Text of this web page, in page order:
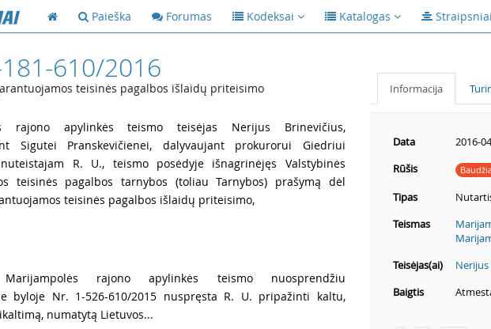
Paieška Forumas Kodeksai Katalogas Straipsniai
181-610/2016
teisinės pagalbos išlaidų priteisimo
rajono apylinkės teismo teisėjas Nerijus Brinevičius,
Sigutei Pranskevičienei, dalyvaujant prokurorui Giedriui
R. U., teismo posėdyje išnagrinėjęs Valstybinės
teisinės pagalbos tarnybos (toliau Tarnybos) prašymą dėl
teisinės pagalbos išlaidų priteisimo,
Marijampolės rajono apylinkės teismo nuosprendžiu
byloje Nr. 1-526-610/2015 nuspręsta R. U. pripažinti kaltu,
numatytą Lietuvos...
Informacija
Data
2016-
Rūšis
Tipas
Teismas
Teisėjas(ai)
Baigtis